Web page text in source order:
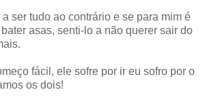
ser tudo ao contrário e se para mim é
asas, senti-lo a não querer sair do
fácil, ele sofre por ir eu sofro por o
os dois!